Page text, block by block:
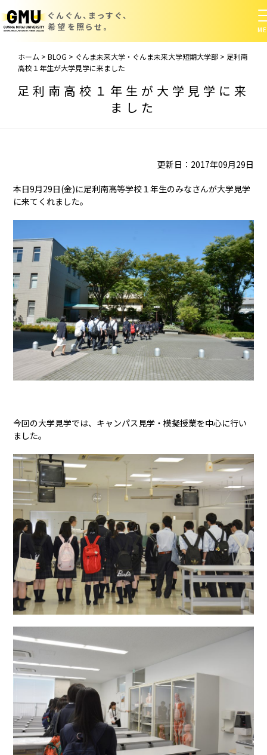
ぐんぐん、まっすぐ、
希望を照らせ。
ホーム > BLOG > ぐんま未来大学・ぐんま未来大学短期大学部 > 足利南
高校１年生が大学見学に来ました
足利南高校１年生が大学見学に来
ました
更新日：2017年09月29日
本日9月29日(金)に足利南高等学校１年生のみなさんが大学見学
に来てくれました。
今回の大学見学では、キャンパス見学・模擬授業を中心に行い
ました。